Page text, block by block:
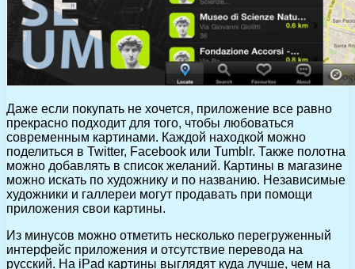
Даже если покупать не хочется, приложение все равно
прекрасно подходит для того, чтобы любоваться
современным картинами. Каждой находкой можно
поделиться в Twitter, Facebook или Tumblr. Также полотна
можно добавлять в список желаний. Картины в магазине
можно искать по художнику и по названию. Независимые
художники и галлереи могут продавать при помощи
приложения свои картины.
Из минусов можно отметить несколько перегруженный
интерфейс приложения и отсутствие перевода на
русский. На iPad картины выглядят куда лучше, чем на